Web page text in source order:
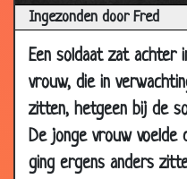
Ingezonden door Fred
Een soldaat zat achter
vrouw, die in
zitten, hetgeen bij de
De jonge vrouw voelde
ging ergens anders
03 Jul
2008
Vrouwen in leer
30 Jun
2008
Sterfbed
19 Jun
2008
Teddyberen
05 Jun
Verkeerd e-